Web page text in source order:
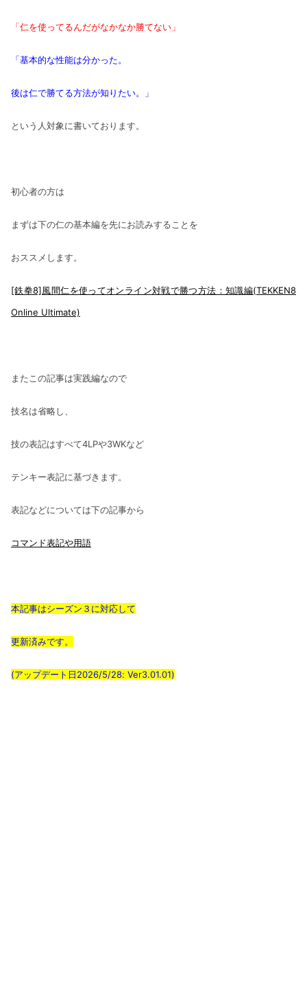
「仁を使ってるんだがなかなか勝てない」
「基本的な性能は分かった。
後は仁で勝てる方法が知りたい。」
という人対象に書いております。
初心者の方は
まずは下の仁の基本編を先にお読みすることを
おススメします。
[鉄拳8]風間仁を使ってオンライン対戦で勝つ方法：知識編(TEKKEN8
Online Ultimate)
またこの記事は実践編なので
技名は省略し、
技の表記はすべて4LPや3WKなど
テンキー表記に基づきます。
表記などについては下の記事から
コマンド表記や用語
本記事はシーズン３に対応して
更新済みです。
(アップデート日2026/5/28: Ver3.01.01)